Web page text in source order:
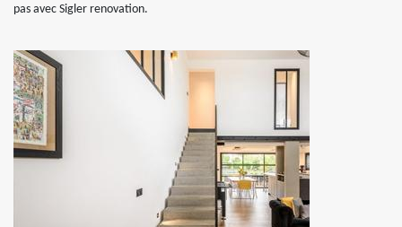
pas avec Sigler renovation.